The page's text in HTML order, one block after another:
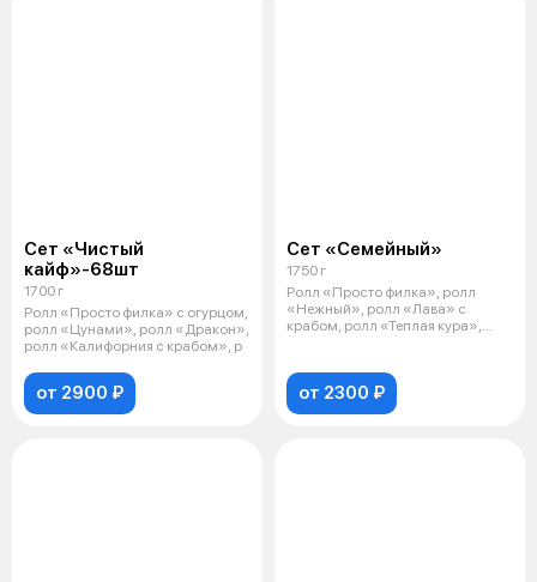
Сет «Чистый
кайф»-68шт
1700 г
Ролл «Просто филка» с огурцом,
ролл «Цунами», ролл «Дракон»,
ролл «Калифорния с крабом», р
от 2900 ₽
Сет «Семейный»
1750 г
Ролл «Просто филка», ролл
«Нежный», ролл «Лава» с
крабом, ролл «Теплая кура»,
от 2300 ₽